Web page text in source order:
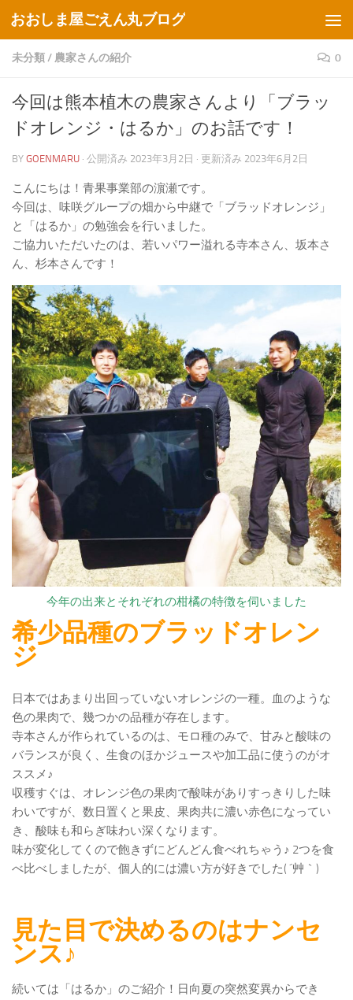
コンテンツへスキップ
おおしま屋ごえん丸ブログ
未分類/ 農家さんの紹介 0
今回は熊本植木の農家さんより「ブラッ
ドオレンジ・はるか」のお話です！
BY GOENMARU · 公開済み 2023年3月2日 · 更新済み 2023年6月2日
こんにちは！青果事業部の濵瀬です。
今回は、味咲グループの畑から中継で「ブラッドオレンジ」
と「はるか」の勉強会を行いました。
ご協力いただいたのは、若いパワー溢れる寺本さん、坂本さ
ん、杉本さんです！
今年の出来とそれぞれの柑橘の特徴を伺いました
希少品種のブラッドオレン
ジ
日本ではあまり出回っていないオレンジの一種。血のような
色の果肉で、幾つかの品種が存在します。
寺本さんが作られているのは、モロ種のみで、甘みと酸味の
バランスが良く、生食のほかジュースや加工品に使うのがオ
ススメ♪
収穫すぐは、オレンジ色の果肉で酸味がありすっきりした味
わいですが、数日置くと果皮、果肉共に濃い赤色になってい
き、酸味も和らぎ味わい深くなります。
味が変化してくので飽きずにどんどん食べれちゃう♪ 2つを食
べ比べしましたが、個人的には濃い方が好きでした( ´艸｀)
見た目で決めるのはナンセ
ンス♪
続いては「はるか」のご紹介！日向夏の突然変異からでき